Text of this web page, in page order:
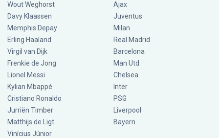
Wout Weghorst
Davy Klaassen
Memphis Depay
Erling Haaland
Virgil van Dijk
Frenkie de Jong
Lionel Messi
Kylian Mbappé
Cristiano Ronaldo
Jurriën Timber
Matthijs de Ligt
Vinícius Júnior
Ajax
Juventus
Milan
Real Madrid
Barcelona
Man Utd
Chelsea
Inter
PSG
Liverpool
Bayern